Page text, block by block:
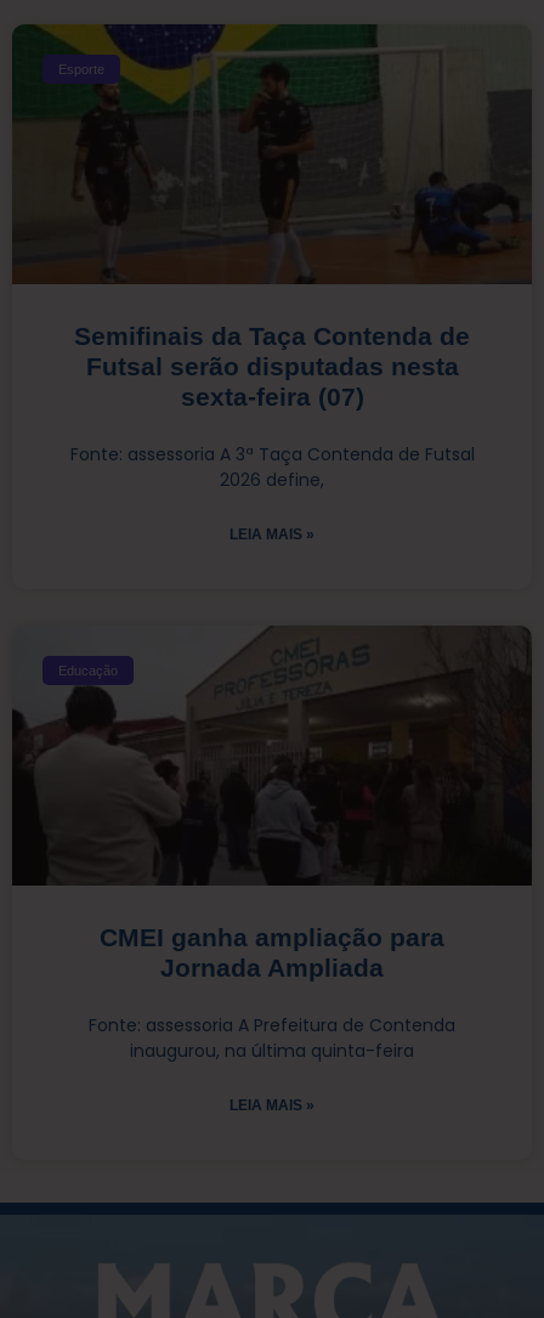
Esporte
Semifinais da Taça Contenda de
Futsal serão disputadas nesta
sexta-feira (07)
Fonte: assessoria A 3ª Taça Contenda de Futsal
2026 define,
LEIA MAIS »
Educação
CMEI ganha ampliação para
Jornada Ampliada
Fonte: assessoria A Prefeitura de Contenda
inaugurou, na última quinta-feira
LEIA MAIS »